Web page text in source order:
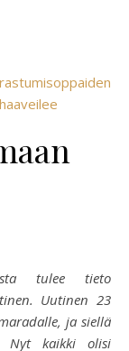
tulee tieto
Uutinen 23
ja siellä
Nyt kaikki olisi